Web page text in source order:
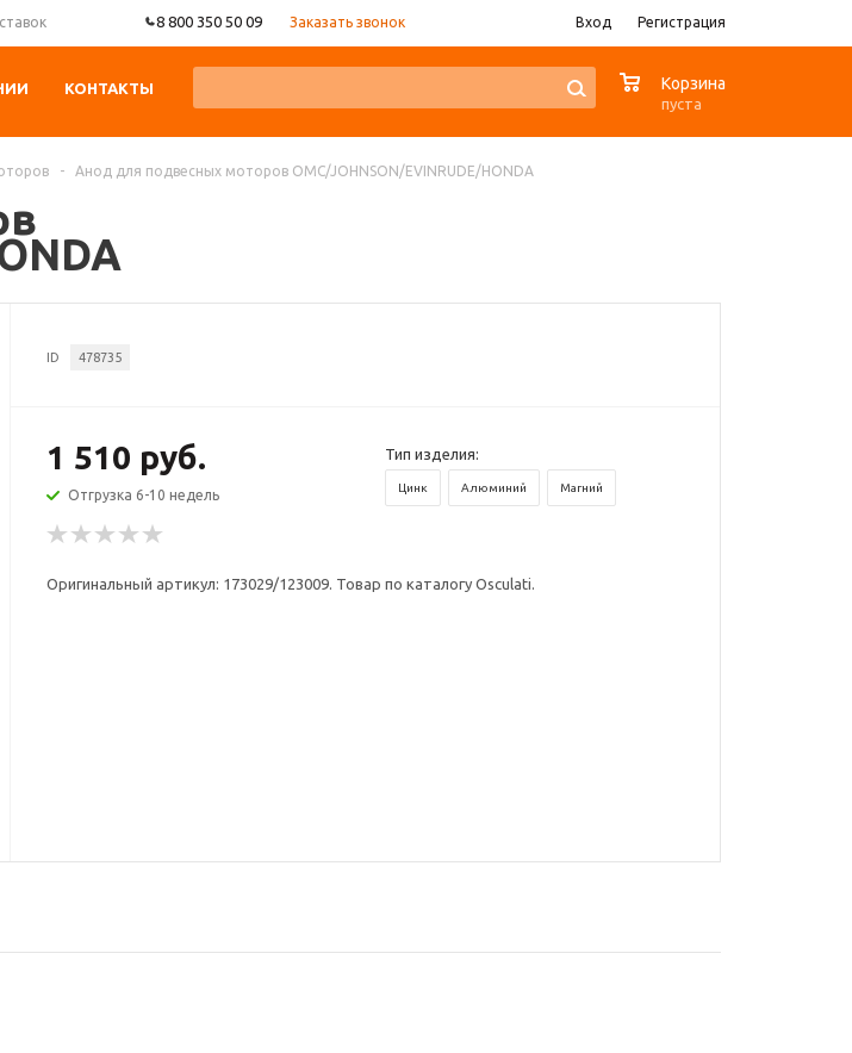
8 800 350 50 09 Заказать звонок Вход Регистрация
КОНТАКТЫ Корзина
пуста
- Анод для подвесных моторов OMC/JOHNSON/EVINRUDE/HONDA
ID 478735
1 510 руб.
Отгрузка 6-10 недель
Тип изделия:
Цинк Алюминий Магний
Оригинальный артикул: 173029/123009. Товар по каталогу Osculati.